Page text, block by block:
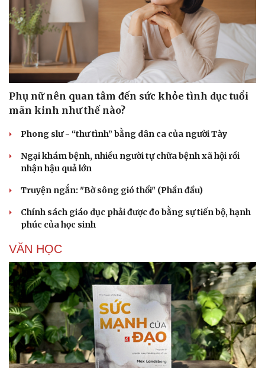
Cải chính
Phụ nữ nên quan tâm đến sức khỏe tình dục tuổi
mãn kinh như thế nào?
Phong slư - “thư tình” bằng dân ca của người Tày
Ngại khám bệnh, nhiều người tự chữa bệnh xã hội rồi
nhận hậu quả lớn
Truyện ngắn: "Bờ sông gió thổi" (Phần đầu)
Chính sách giáo dục phải được đo bằng sự tiến bộ, hạnh
phúc của học sinh
VĂN HỌC